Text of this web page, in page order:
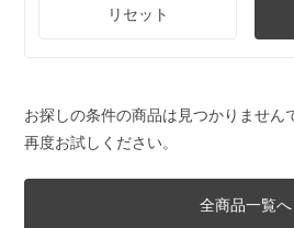
リセット
お探しの条件の商品は見つかりません
再度お試しください。
全商品一覧へ